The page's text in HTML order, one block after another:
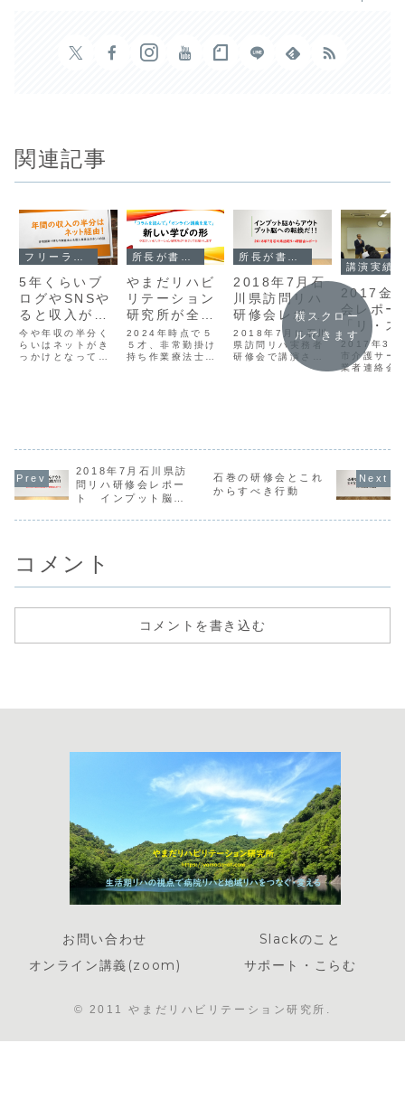
関連記事
5年くらいブ
ログやSNSや
ると収入が増
えるかもね
今や年収の半分く
らいはネットがき
っかけとなって生
やまだリハビ
リテーション
研究所が全力
でお届けする
「新しい学び
の形」
2024年時点で５
５才、非常勤掛け
持ち作業療法士と
ションのこと 生活
る回復期リハのこ
と 訪問リハや通所
リハのこと...
2018年7月石
川県訪問リハ
研修会レポー
ト インプッ
ト脳からアウ
トプット脳へ
2018年7月に石川
県訪問リハ実務者
研修会で講演させ
ていただきました
講演実績
2017金
会レポー
「リ・
トしよう
2017年3月
市介護サー
業者連絡会
横スクロー
ルできます
2018年7月石川県訪
問リハ研修会レポー
ト インプット脳か
石巻の研修会とこれ
からすべき行動
コメント
コメントを書き込む
お問い合わせ
Slackのこと
オンライン講義(zoom)
サポート・こらむ
© 2011 やまだリハビリテーション研究所.